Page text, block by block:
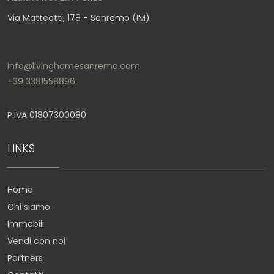
Via Matteotti, 178 - Sanremo (IM)
info@livinghomesanremo.com
+39 3381558896
P.IVA 01807300080
LINKS
Home
Chi siamo
Immobili
Vendi con noi
Partners